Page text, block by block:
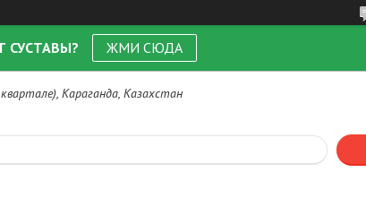
СУСТАВЫ? ЖМИ СЮДА
Караганда, Казахстан